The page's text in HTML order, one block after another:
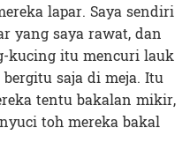
lapar. Saya sendiri
yang saya rawat, dan
kucing itu mencuri lauk
saja di meja. Itu
tentu bakalan mikir,
toh mereka bakal